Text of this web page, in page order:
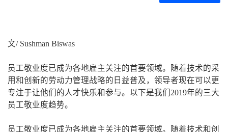
文/ Sushman Biswas
员工敬业度已成为各地雇主关注的首要领域。随着技术的采
用和创新的劳动力管理战略的日益普及，领导者现在可以更
专注于让他们的人才快乐和参与。以下是我们2019年的三大
员工敬业度趋势。
员工敬业度已成为各地雇主关注的首要领域。随着技术和创